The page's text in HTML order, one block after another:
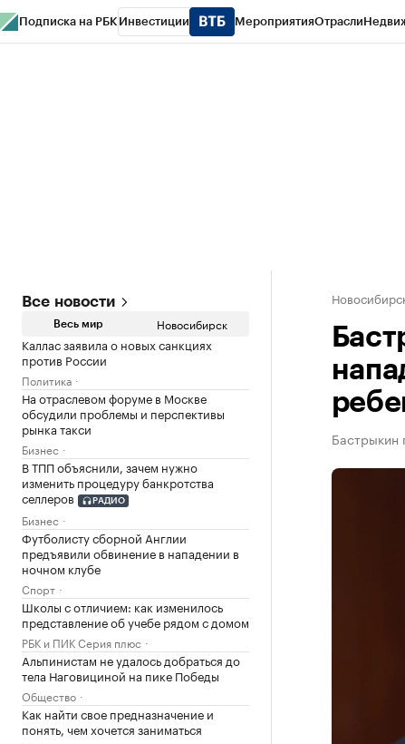
Подписка на РБК Инвестиции МероприятияОтрасли
Все новости
Весь мир Новосибирск
Каллас заявила о новых санкциях
против России
Политика
На отраслевом форуме в Москве
обсудили проблемы и перспективы
рынка такси
Бизнес
В ТПП объяснили, зачем нужно
изменить процедуру банкротства
селлеров
РАДИО
Бизнес
Футболисту сборной Англии
предъявили обвинение в нападении в
ночном клубе
Спорт
Школы с отличием: как изменилось
представление об учебе рядом с домом
РБК и ПИК Серия плюс
Альпинистам не удалось добраться до
тела Наговициной на пике Победы
Общество
Как найти свое предназначение и
понять, чем хочется заниматься
Бастрыкин